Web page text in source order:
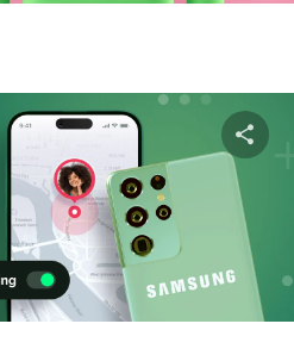
שתף מאמר זה
פייסבוק העתקת קישור